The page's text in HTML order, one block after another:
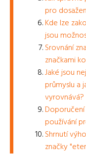
pro
Kde lze
jsou
Srovnání
značkami
Jaké jsou
průmyslu a
vyrovnává?
používání
Shrnutí
značky